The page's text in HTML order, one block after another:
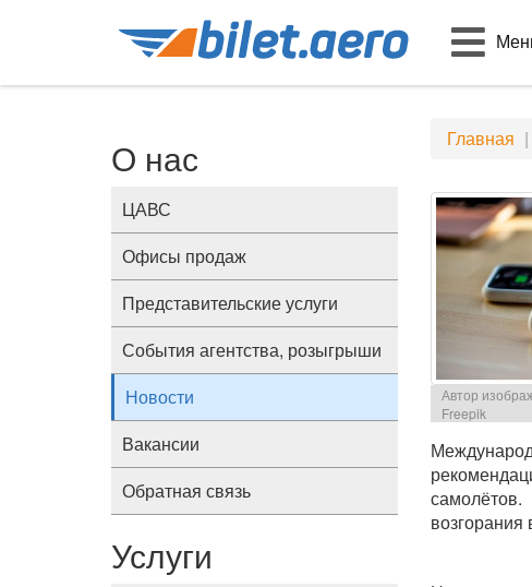
О нас
ЦАВС
Офисы продаж
Представительские услуги
События агентства, розыгрыши
Новости
Вакансии
Обратная связь
Услуги
Главная
Автор
Freepik